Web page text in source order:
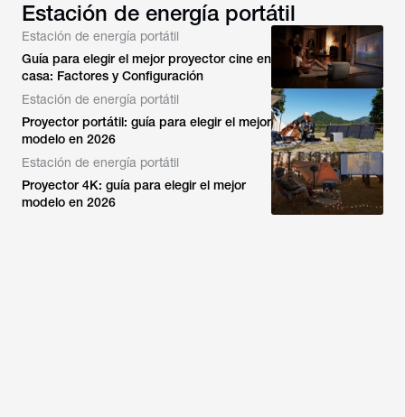
Estación de energía portátil
Estación de energía portátil
Guía para elegir el mejor proyector cine en
casa: Factores y Configuración
Estación de energía portátil
Proyector portátil: guía para elegir el mejor
modelo en 2026
Estación de energía portátil
Proyector 4K: guía para elegir el mejor
modelo en 2026